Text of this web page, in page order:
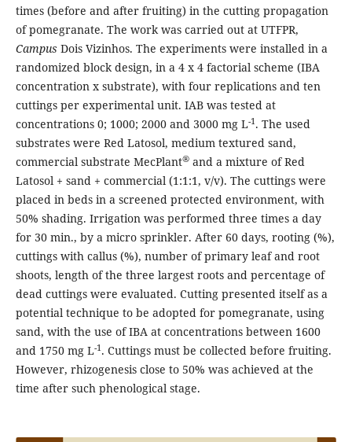
times (before and after fruiting) in the cutting propagation
of pomegranate. The work was carried out at UTFPR,
Campus Dois Vizinhos. The experiments were installed in a
randomized block design, in a 4 x 4 factorial scheme (IBA
concentration x substrate), with four replications and ten
cuttings per experimental unit. IAB was tested at
concentrations 0; 1000; 2000 and 3000 mg L-1. The used
substrates were Red Latosol, medium textured sand,
commercial substrate MecPlant®and a mixture of Red
Latosol + sand + commercial (1:1:1, v/v). The cuttings were
placed in beds in a screened protected environment, with
50% shading. Irrigation was performed three times a day
for 30 min., by a micro sprinkler. After 60 days, rooting (%),
cuttings with callus (%), number of primary leaf and root
shoots, length of the three largest roots and percentage of
dead cuttings were evaluated. Cutting presented itself as a
potential technique to be adopted for pomegranate, using
sand, with the use of IBA at concentrations between 1600
and 1750 mg L-1. Cuttings must be collected before fruiting.
However, rhizogenesis close to 50% was achieved at the
time after such phenological stage.